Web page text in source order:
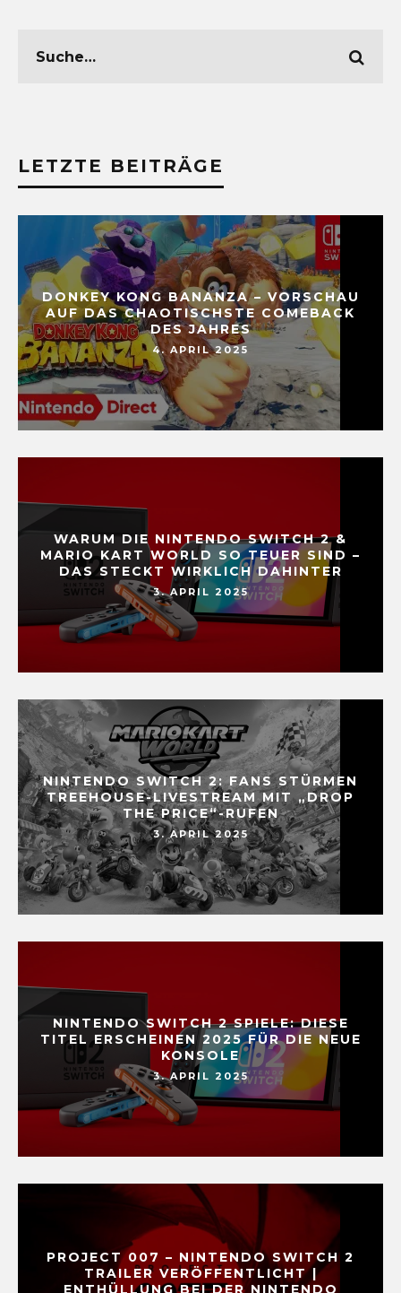
LETZTE BEITRÄGE
DONKEY KONG BANANZA – VORSCHAU
AUF DAS CHAOTISCHSTE COMEBACK
DES JAHRES
4. APRIL 2025
WARUM DIE NINTENDO SWITCH 2 &
MARIO KART WORLD SO TEUER SIND –
DAS STECKT WIRKLICH DAHINTER
3. APRIL 2025
NINTENDO SWITCH 2: FANS STÜRMEN
TREEHOUSE-LIVESTREAM MIT „DROP
THE PRICE“-RUFEN
3. APRIL 2025
NINTENDO SWITCH 2 SPIELE: DIESE
TITEL ERSCHEINEN 2025 FÜR DIE NEUE
KONSOLE
3. APRIL 2025
PROJECT 007 – NINTENDO SWITCH 2
TRAILER VERÖFFENTLICHT |
ENTHÜLLUNG BEI DER NINTENDO